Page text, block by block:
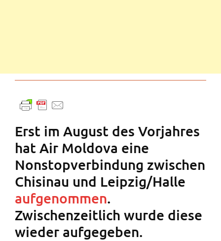
Erst im August des Vorjahres
hat Air Moldova eine
Nonstopverbindung zwischen
Chisinau und Leipzig/Halle
aufgenommen.
Zwischenzeitlich wurde diese
wieder aufgegeben.